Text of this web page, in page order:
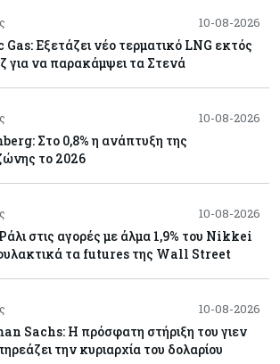
10-08-2026
Εξετάζει νέο τερματικό LNG εκτός
για να παρακάμψει τα Στενά
10-08-2026
Στο 0,8% η ανάπτυξη της
το 2026
10-08-2026
στις αγορές με άλμα 1,9% του Nikkei
τα futures της Wall Street
10-08-2026
Sachs: Η πρόσφατη στήριξη του γιεν
την κυριαρχία του δολαρίου